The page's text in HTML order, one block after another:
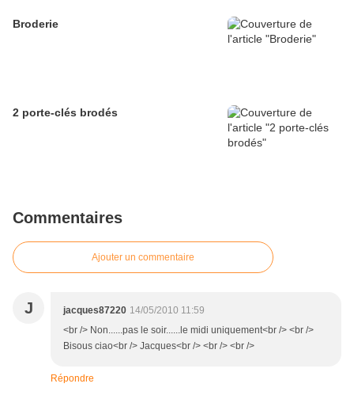
Broderie
2 porte-clés brodés
Commentaires
Ajouter un commentaire
J jacques87220 14/05/2010 11:59
<br /> Non......pas le soir......le midi uniquement<br /> <br />
Bisous ciao<br /> Jacques<br /> <br /> <br />
Répondre